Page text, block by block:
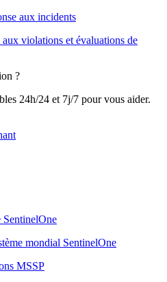
aux incidents
violations et évaluations de
?
24h/24 et 7j/7 pour vous aider.
SentinelOne
mondial SentinelOne
MSSP